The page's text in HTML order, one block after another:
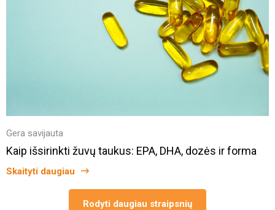
Gera savijauta
Kaip išsirinkti žuvų taukus: EPA, DHA, dozės ir forma
Skaityti daugiau
Rodyti daugiau straipsnių